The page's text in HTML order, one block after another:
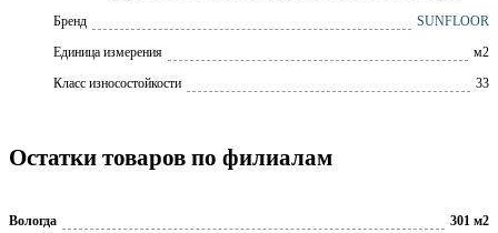
Бренд
SUNFLOOR
Единица измерения
м2
Класс износостойкости
33
Остатки товаров по филиалам
Вологда
301 м2